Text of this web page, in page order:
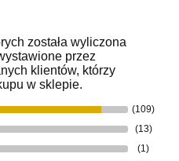
została wyliczona
przez
klientów, którzy
w sklepie.
(109)
(13)
(1)